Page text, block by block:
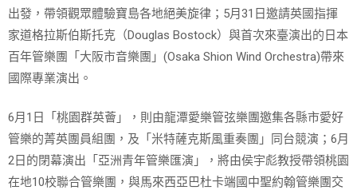
出發，帶領觀眾體驗寶島各地絕美旋律；5月31日邀請英國指揮
家道格拉斯伯斯托克（Douglas Bostock）與首次來臺演出的日本
百年管樂團「大阪市音樂團」(Osaka Shion Wind Orchestra)帶來
國際專業演出。
6月1日「桃園群英薈」，則由龍潭愛樂管弦樂團邀集各縣市愛好
管樂的菁英團員組團，及「米特薩克斯風重奏團」同台競演；6月
2日的閉幕演出「亞洲青年管樂匯演」，將由侯宇彪教授帶領桃園
在地10校聯合管樂團，與馬來西亞巴杜卡端國中聖約翰管樂團交